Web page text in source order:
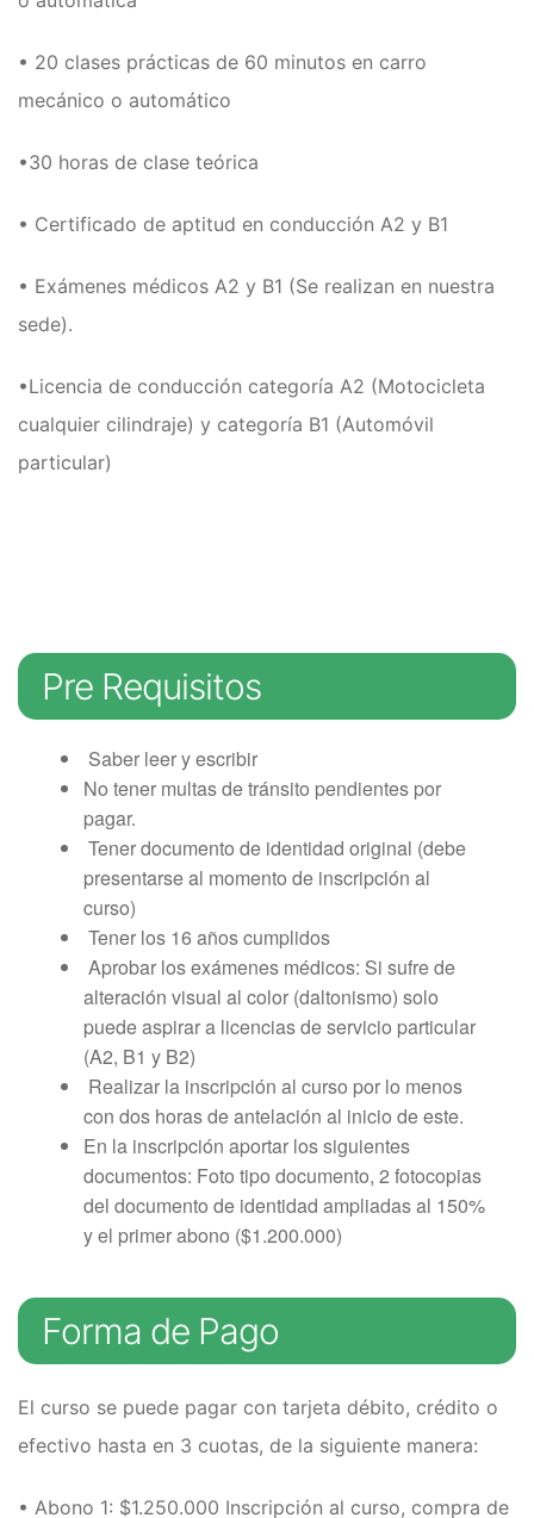
Duplicado licencia de conducción
Recategorización B1 a C1
(Vehículo Servicio Publico)
(Vehículo Pesado Servicio
Renovación de licencias de
Evaluación teórico práctica de
Vehículos
Instalaciones
• 20 clases prácticas de 60 minutos en carro
mecánico o automático
•30 horas de clase teórica
• Certificado de aptitud en conducción A2 y B1
• Exámenes médicos A2 y B1 (Se realizan en nuestra
sede).
•Licencia de conducción categoría A2 (Motocicleta
cualquier cilindraje) y categoría B1 (Automóvil
particular)
Pre Requisitos
Saber leer y escribir
No tener multas de tránsito pendientes por
pagar.
Tener documento de identidad original (debe
presentarse al momento de inscripción al
curso)
Tener los 16 años cumplidos
Aprobar los exámenes médicos: Si sufre de
alteración visual al color (daltonismo) solo
puede aspirar a licencias de servicio particular
(A2, B1 y B2)
Realizar la inscripción al curso por lo menos
con dos horas de antelación al inicio de este.
En la inscripción aportar los siguientes
documentos: Foto tipo documento, 2 fotocopias
del documento de identidad ampliadas al 150%
y el primer abono ($1.200.000)
Forma de Pago
El curso se puede pagar con tarjeta débito, crédito o
efectivo hasta en 3 cuotas, de la siguiente manera:
• Abono 1: $1.250.000 Inscripción al curso, compra de